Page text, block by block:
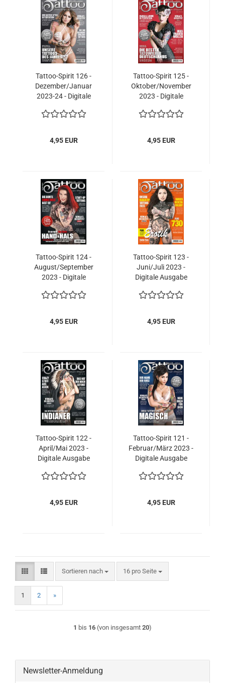
Tattoo-Spirit 126 -
Dezember/Januar
2023-24 - Digitale
4,95 EUR
Tattoo-Spirit 125 -
Oktober/November
2023 - Digitale
4,95 EUR
Tattoo-Spirit 124 -
August/September
2023 - Digitale
4,95 EUR
Tattoo-Spirit 123 -
Juni/Juli 2023 -
Digitale Ausgabe
4,95 EUR
Tattoo-Spirit 122 -
April/Mai 2023 -
Digitale Ausgabe
4,95 EUR
Tattoo-Spirit 121 -
Februar/März 2023 -
Digitale Ausgabe
4,95 EUR
Sortieren nach
Sortieren nach 16 pro Seite
pro Seite
1 2 »
1 bis 16 (von insgesamt 20)
Newsletter-Anmeldung